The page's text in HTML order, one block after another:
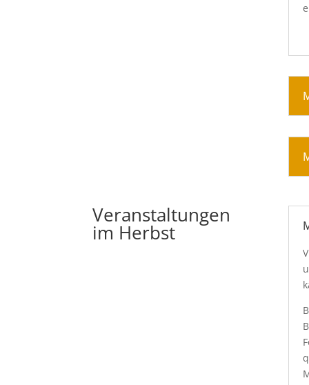
Veranstaltungen
im Herbst